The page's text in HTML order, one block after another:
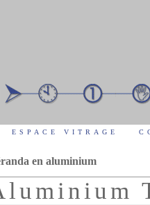
ESPACE VITRAGE
en aluminium